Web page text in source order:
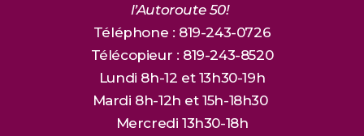
l’Autoroute 50!
Téléphone : 819-243-0726
Télécopieur : 819-243-8520
Lundi 8h-12 et 13h30-19h
Mardi 8h-12h et 15h-18h30
Mercredi 13h30-18h